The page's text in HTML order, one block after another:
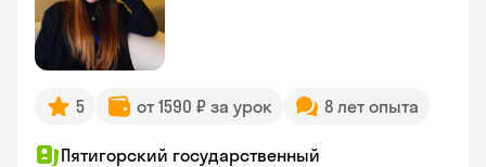
5 от 1590 ₽ за урок 8 лет опыта
Пятигорский государственный